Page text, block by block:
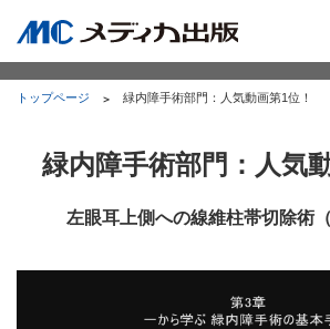
トップページ 緑内障手術部門：人気動画第1位！
緑内障手術部門：人気
左眼耳上側への線維柱帯切除術